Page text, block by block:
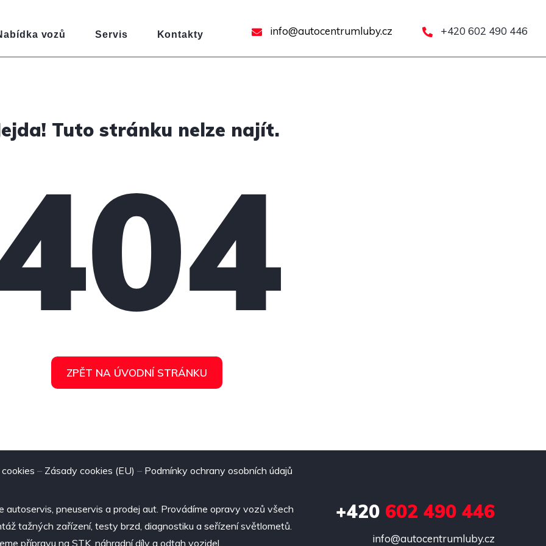
vozů Servis Kontakty info@autocentrumluby.cz +420 602 490 446
Tuto stránku nelze najít.
ZPĚT NA ÚVODNÍ STRÁNKU
– Zásady cookies (EU) – Podmínky ochrany osobních údajů
autoservis, pneuservis a prodej aut. Provádíme opravy vozů všech
tažných zařízení, testy brzd, diagnostiku a seřízení světlometů.
přípravu na STK, náhradní díly a odtah vozidel.
+420602 490 446
info@autocentrumluby.cz